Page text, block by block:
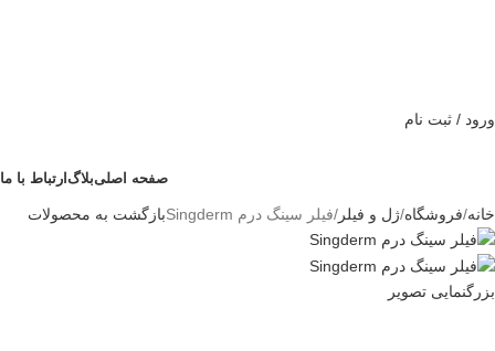
ورود / ثبت نام
صفحه اصلیبلاگ ارتباط با ما
خانه فروشگاه ژل و فیلر فیلر سینگ درم Singderm بازگشت به محصولات
بزرگنمایی تصویر